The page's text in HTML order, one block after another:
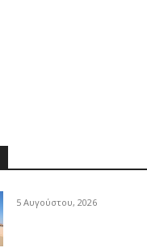
5 Αυγούστου, 2026